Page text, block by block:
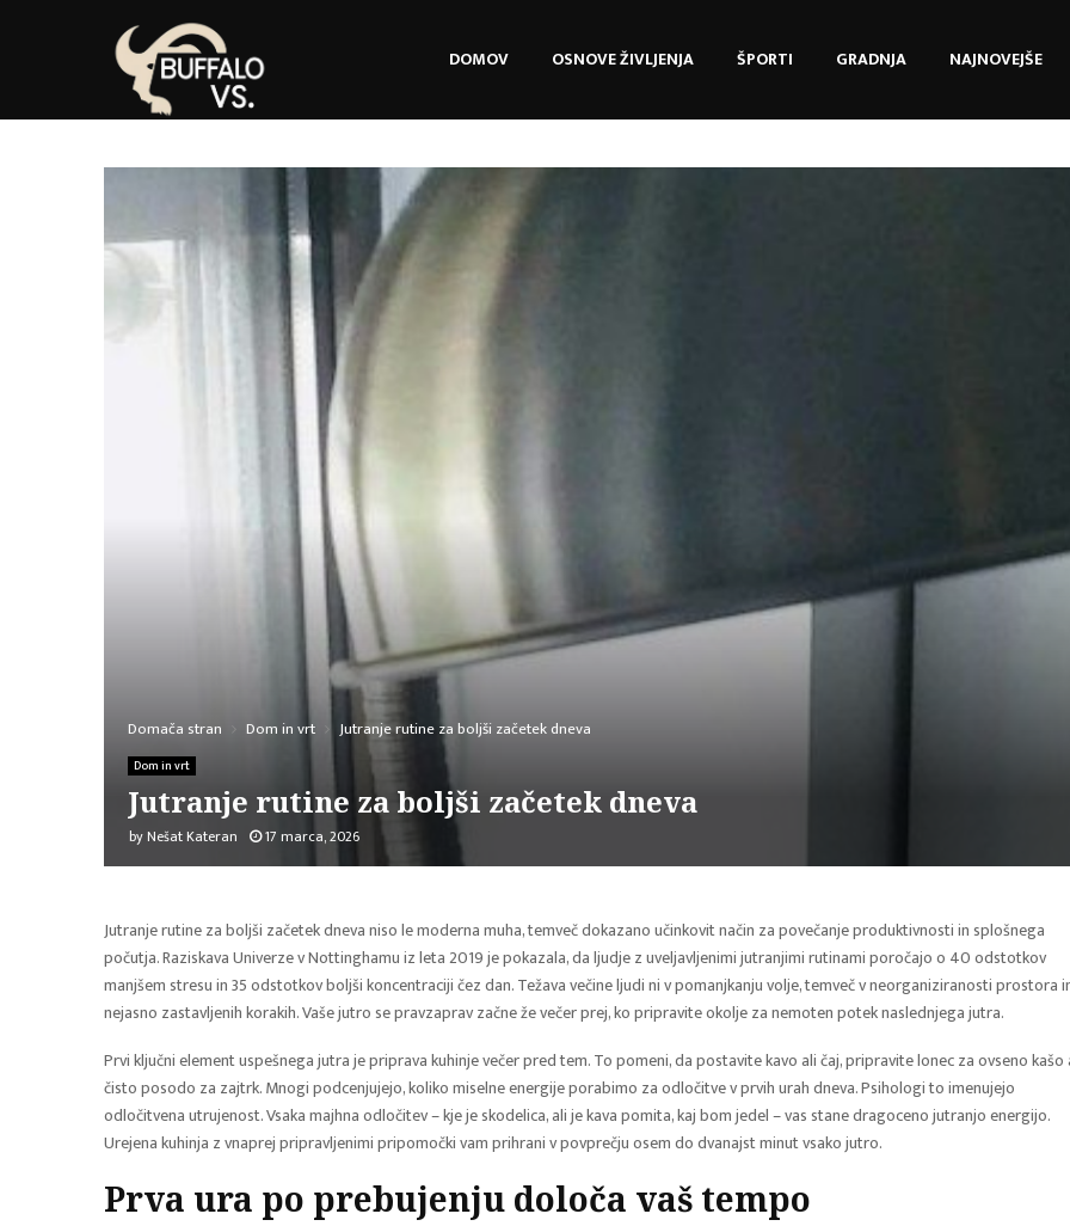
DOMOV OSNOVE ŽIVLJENJA ŠPORTI GRADNJA NAJNOVEJŠE
Domača stran Dom in vrt Jutranje rutine za boljši začetek dneva
Dom in vrt
Jutranje rutine za boljši začetek dneva
byNešat Kateran 17 marca, 2026
Jutranje rutine za boljši začetek dneva niso le moderna muha, temveč dokazano učinkovit način za povečanje produktivnosti in splošnega
počutja. Raziskava Univerze v Nottinghamu iz leta 2019 je pokazala, da ljudje z uveljavljenimi jutranjimi rutinami poročajo o 40 odstotkov
manjšem stresu in 35 odstotkov boljši koncentraciji čez dan. Težava večine ljudi ni v pomanjkanju volje, temveč v neorganiziranosti prostora
nejasno zastavljenih korakih. Vaše jutro se pravzaprav začne že večer prej, ko pripravite okolje za nemoten potek naslednjega jutra.
Prvi ključni element uspešnega jutra je priprava kuhinje večer pred tem. To pomeni, da postavite kavo ali čaj, pripravite lonec za ovseno kašo
čisto posodo za zajtrk. Mnogi podcenjujejo, koliko miselne energije porabimo za odločitve v prvih urah dneva. Psihologi to imenujejo
odločitvena utrujenost. Vsaka majhna odločitev – kje je skodelica, ali je kava pomita, kaj bom jedel – vas stane dragoceno jutranjo energijo.
Urejena kuhinja z vnaprej pripravljenimi pripomočki vam prihrani v povprečju osem do dvanajst minut vsako jutro.
Prva ura po prebujenju določa vaš tempo